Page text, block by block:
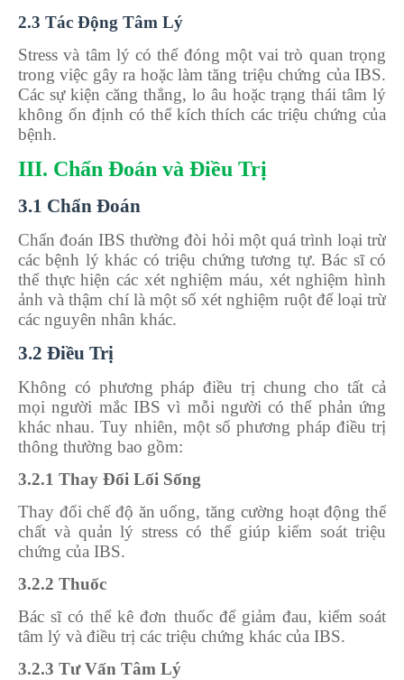
2.3 Tác Động Tâm Lý
Stress và tâm lý có thể đóng một vai trò quan trọng
trong việc gây ra hoặc làm tăng triệu chứng của IBS.
Các sự kiện căng thẳng, lo âu hoặc trạng thái tâm lý
không ổn định có thể kích thích các triệu chứng của
bệnh.
III. Chẩn Đoán và Điều Trị
3.1 Chẩn Đoán
Chẩn đoán IBS thường đòi hỏi một quá trình loại trừ
các bệnh lý khác có triệu chứng tương tự. Bác sĩ có
thể thực hiện các xét nghiệm máu, xét nghiệm hình
ảnh và thậm chí là một số xét nghiệm ruột để loại trừ
các nguyên nhân khác.
3.2 Điều Trị
Không có phương pháp điều trị chung cho tất cả
mọi người mắc IBS vì mỗi người có thể phản ứng
khác nhau. Tuy nhiên, một số phương pháp điều trị
thông thường bao gồm:
3.2.1 Thay Đổi Lối Sống
Thay đổi chế độ ăn uống, tăng cường hoạt động thể
chất và quản lý stress có thể giúp kiểm soát triệu
chứng của IBS.
3.2.2 Thuốc
Bác sĩ có thể kê đơn thuốc để giảm đau, kiểm soát
tâm lý và điều trị các triệu chứng khác của IBS.
3.2.3 Tư Vấn Tâm Lý